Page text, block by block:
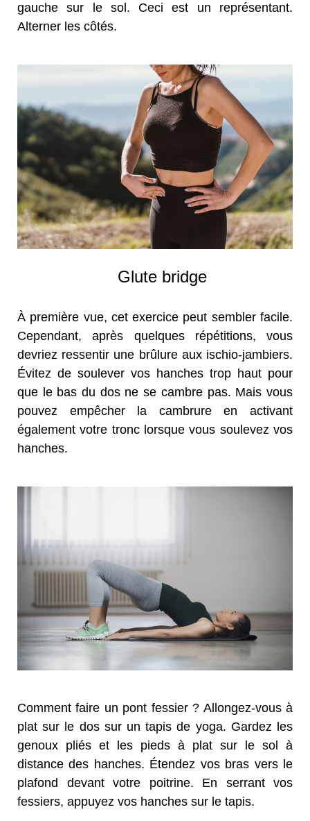
gauche sur le sol. Ceci est un représentant.
Alterner les côtés.
Glute bridge
À première vue, cet exercice peut sembler facile.
Cependant, après quelques répétitions, vous
devriez ressentir une brûlure aux ischio-jambiers.
Évitez de soulever vos hanches trop haut pour
que le bas du dos ne se cambre pas. Mais vous
pouvez empêcher la cambrure en activant
également votre tronc lorsque vous soulevez vos
hanches.
Comment faire un pont fessier ? Allongez-vous à
plat sur le dos sur un tapis de yoga. Gardez les
genoux pliés et les pieds à plat sur le sol à
distance des hanches. Étendez vos bras vers le
plafond devant votre poitrine. En serrant vos
fessiers, appuyez vos hanches sur le tapis.